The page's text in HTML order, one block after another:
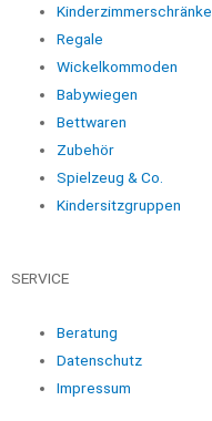
Kinderzimmerschränke
Regale
Wickelkommoden
Babywiegen
Bettwaren
Zubehör
Spielzeug & Co.
Kindersitzgruppen
SERVICE
Beratung
Datenschutz
Impressum